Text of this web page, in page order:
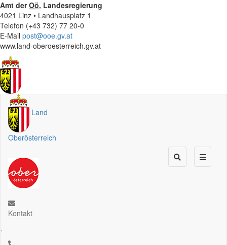
Amt derOö. Landesregierung
4021 Linz • Landhausplatz 1
Telefon (+43 732) 77 20-0
E-Mail post@ooe.gv.at
www.land-oberoesterreich.gv.at
Land
Oberösterreich
Kontakt
.